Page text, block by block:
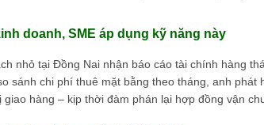
doanh, SME áp dụng kỹ năng này
nhỏ tại Đồng Nai nhận báo cáo tài chính hàng
sánh chi phí thuê mặt bằng theo tháng, anh
hàng – kịp thời đàm phán lại hợp đồng vận